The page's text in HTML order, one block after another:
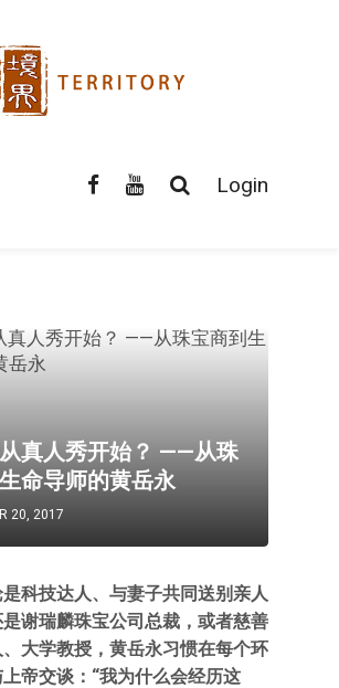
Login
真人秀开始？ ——从珠
命导师的黄岳永
20, 2017
科技达人、与妻子共同送别亲人
谢瑞麟珠宝公司总裁，或者慈善
大学教授，黄岳永习惯在每个环
帝交谈：“我为什么会经历这